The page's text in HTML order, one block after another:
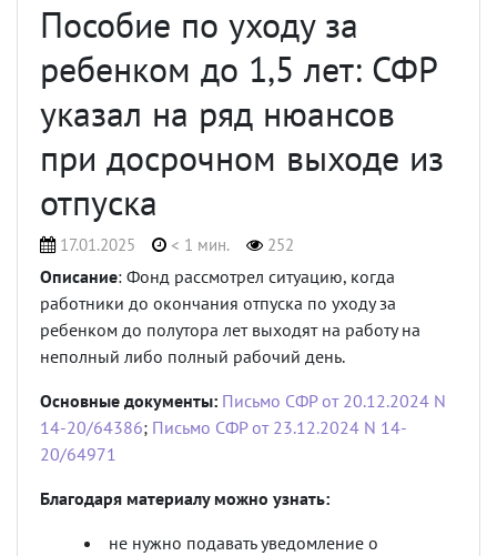
Пособие по уходу за
ребенком до 1,5 лет: СФР
указал на ряд нюансов
при досрочном выходе из
отпуска
17.01.2025 < 1 мин. 252
Описание: Фонд рассмотрел ситуацию, когда
работники до окончания отпуска по уходу за
ребенком до полутора лет выходят на работу на
неполный либо полный рабочий день.
Основные документы: Письмо СФР от 20.12.2024 N
14-20/64386; Письмо СФР от 23.12.2024 N 14-
20/64971
Благодаря материалу можно узнать:
не нужно подавать уведомление о